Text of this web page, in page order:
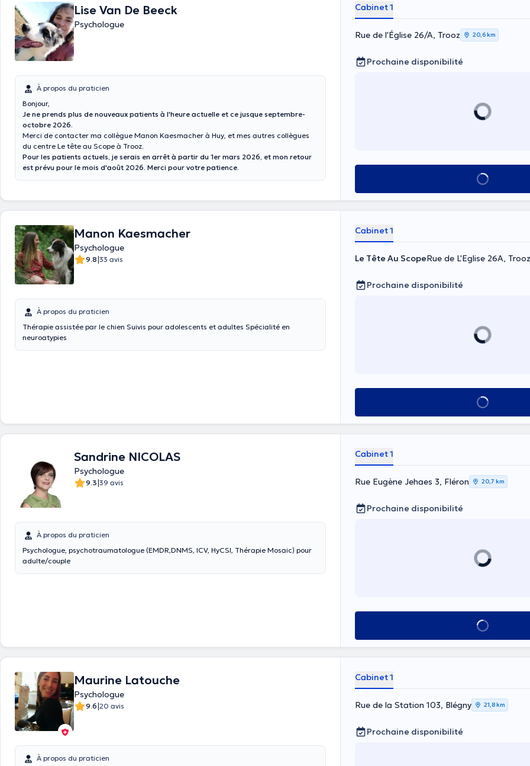
Lise Van De Beeck
Psychologue
À propos du praticien
Bonjour,
Je ne prends plus de nouveaux patients à l'heure actuelle et ce jusque septembre-
octobre 2026.
Merci de contacter ma collègue Manon Kaesmacher à Huy, et mes autres collègues
du centre Le tête au Scope à Trooz.
Pour les patients actuels, je serais en arrêt à partir du 1er mars 2026, et mon retour
est prévu pour le mois d'août 2026. Merci pour votre patience.
Cabinet 1
Rue de l'Église 26/A, Trooz 20,6 km
Prochaine disponibilité
Voir tout
Manon Kaesmacher
Psychologue
9.8|33 avis
À propos du praticien
Thérapie assistée par le chien Suivis pour adolescents et adultes Spécialité en
neuroatypies
Cabinet 1
Le Tête Au ScopeRue de L'Eglise 26A, Trooz
Prochaine disponibilité
Voir tout
Sandrine NICOLAS
Psychologue
9.3|39 avis
À propos du praticien
Psychologue, psychotraumatologue (EMDR,DNMS, ICV, HyCSI, Thérapie Mosaic) pour
adulte/couple
Cabinet 1
Rue Eugène Jehaes 3, Fléron 20,7 km
Prochaine disponibilité
Voir tout
Maurine Latouche
Psychologue
9.6|20 avis
À propos du praticien
Cabinet 1
Rue de la Station 103, Blégny 21,8 km
Prochaine disponibilité